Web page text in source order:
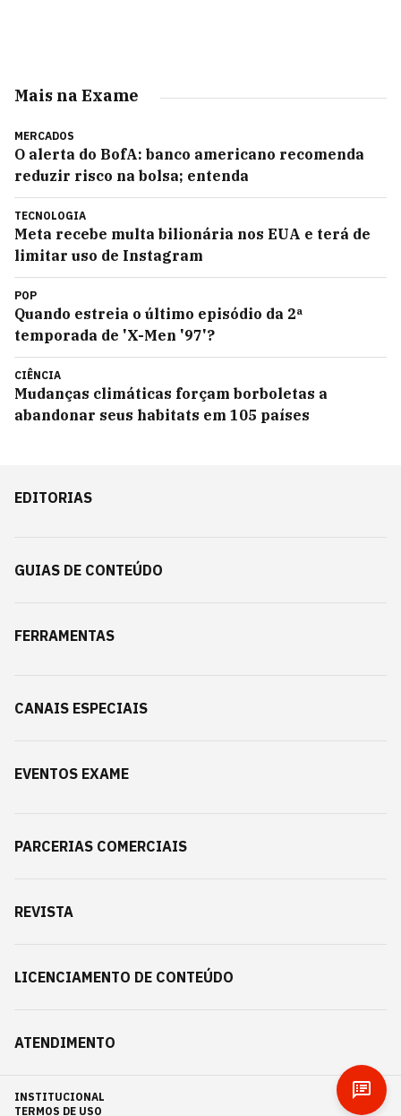
Mais na Exame
MERCADOS
O alerta do BofA: banco americano recomenda
reduzir risco na bolsa; entenda
TECNOLOGIA
Meta recebe multa bilionária nos EUA e terá de
limitar uso de Instagram
POP
Quando estreia o último episódio da 2ª
temporada de 'X-Men '97'?
CIÊNCIA
Mudanças climáticas forçam borboletas a
abandonar seus habitats em 105 países
EDITORIAS
GUIAS DE CONTEÚDO
FERRAMENTAS
CANAIS ESPECIAIS
EVENTOS EXAME
PARCERIAS COMERCIAIS
REVISTA
LICENCIAMENTO DE CONTEÚDO
ATENDIMENTO
INSTITUCIONAL
TERMOS DE USO